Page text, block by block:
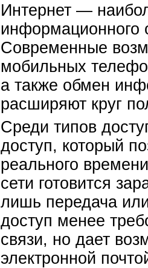
Интернет —
информационного
Современные
мобильных
а также обмен
расширяют круг
Среди типов
доступ, который
реального
сети готовится
лишь передача
доступ менее
связи, но дает
электронной